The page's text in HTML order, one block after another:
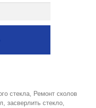
стекла, Ремонт сколов
,засверлить стекло,